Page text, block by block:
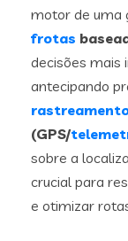
motor de uma
frotas
decisões mais
antecipando
(GPS/
sobre a
crucial para
e otimizar